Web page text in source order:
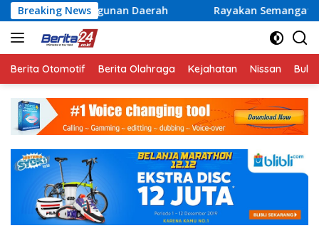
Langsung
ke
konten
Breaking News
Daerah Rayakan Semangat Kemerdekaan
Berita Otomotif Berita Olahraga Kejahatan Nissan